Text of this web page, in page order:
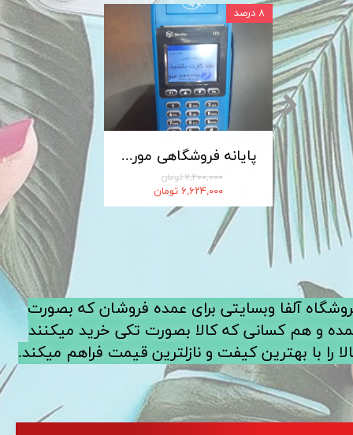
پایانه فروشگاهی مورفان MoreFun مدل H9
۷,۲۰۰,۰۰۰ تومان
۶,۶۲۴,۰۰۰ تومان
۸ درصد
کابل شارژ MICRO-USB اندروید LDNIO الدینیو مدل XS-07 متراژ 1 متر
آلفا وبسایتی برای عمده فروشان که بصورت
و هم کسانی که کالا بصورت تکی خرید میکنند
را با بهترین کیفت و نازلترین قیمت فراهم میکند.